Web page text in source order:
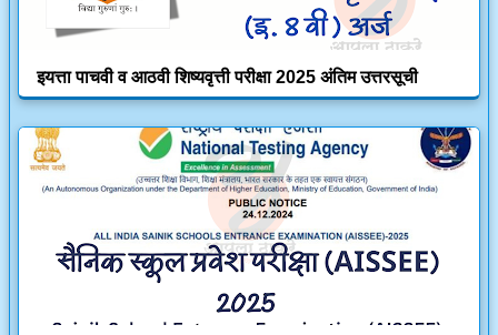
इयत्ता पाचवी व आठवी शिष्यवृत्ती परीक्षा 2025 अंतिम उत्तरसूची